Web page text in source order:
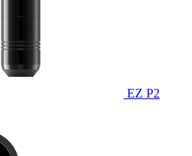
EZ P2